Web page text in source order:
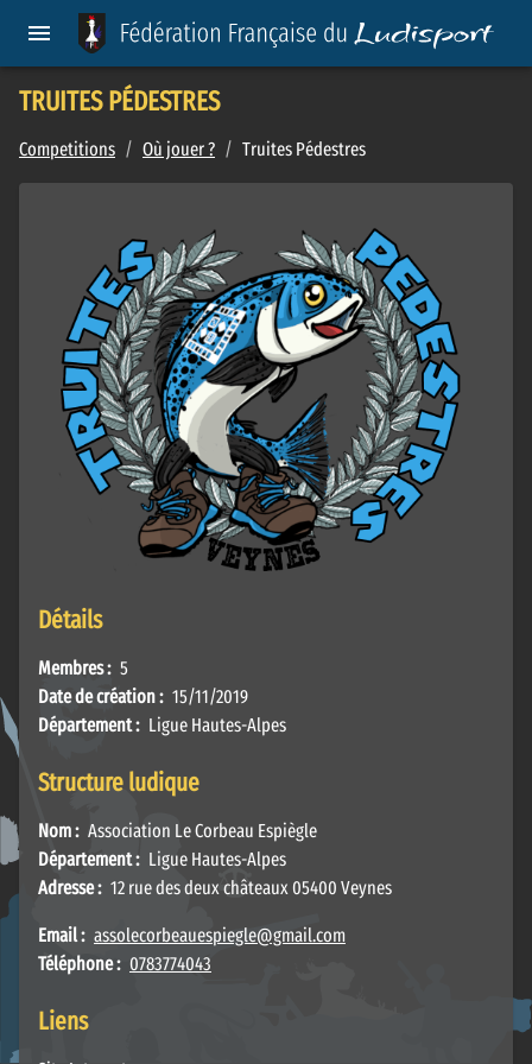
TRUITES PÉDESTRES
Competitions / Où jouer ? / Truites Pédestres
Détails
Membres : 5
Date de création : 15/11/2019
Département : Ligue Hautes-Alpes
Structure ludique
Nom : Association Le Corbeau Espiègle
Département : Ligue Hautes-Alpes
Adresse : 12 rue des deux châteaux 05400 Veynes
Email : assolecorbeauespiegle@gmail.com
Téléphone : 0783774043
Liens